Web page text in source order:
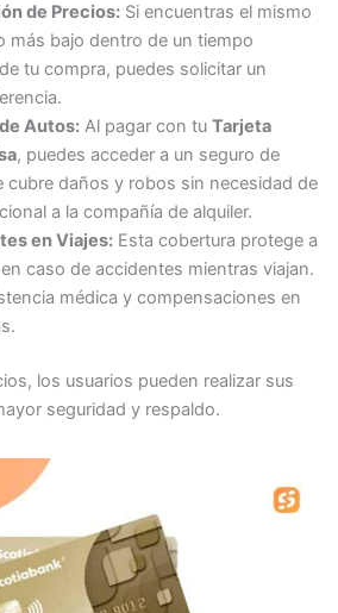
de Precios:Si encuentras el mismo
más bajo dentro de un tiempo
tu compra, puedes solicitar un
Autos:Al pagar con tu Tarjeta
, puedes acceder a un seguro de
cubre daños y robos sin necesidad de
a la compañía de alquiler.
en Viajes:Esta cobertura protege a
caso de accidentes mientras viajan.
médica y compensaciones en
los usuarios pueden realizar sus
seguridad y respaldo.